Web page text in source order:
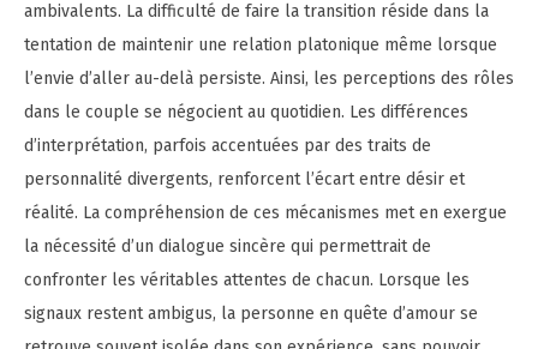
ambivalents. La difficulté de faire la transition réside dans la
tentation de maintenir une relation platonique même lorsque
l’envie d’aller au-delà persiste. Ainsi, les perceptions des rôles
dans le couple se négocient au quotidien. Les différences
d’interprétation, parfois accentuées par des traits de
personnalité divergents, renforcent l’écart entre désir et
réalité. La compréhension de ces mécanismes met en exergue
la nécessité d’un dialogue sincère qui permettrait de
confronter les véritables attentes de chacun. Lorsque les
signaux restent ambigus, la personne en quête d’amour se